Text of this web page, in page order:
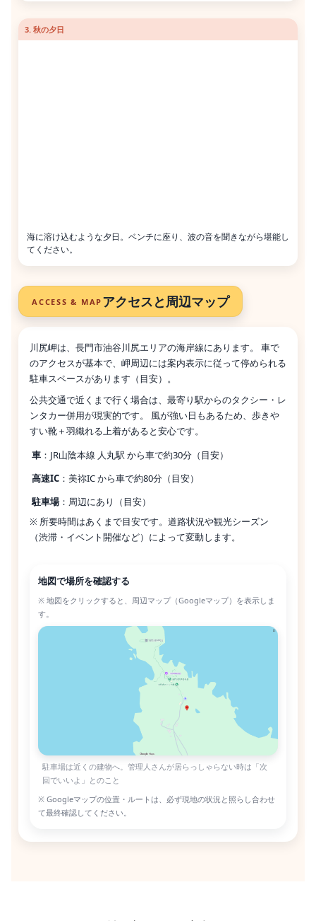
3. 秋の夕日
海に溶け込むような夕日。ベンチに座り、波の音を聞きながら堪能し
てください。
ACCESS & MAP アクセスと周辺マップ
川尻岬は、長門市油谷川尻エリアの海岸線にあります。 車で
のアクセスが基本で、岬周辺には案内表示に従って停められる
駐車スペースがあります（目安）。
公共交通で近くまで行く場合は、最寄り駅からのタクシー・レ
ンタカー併用が現実的です。 風が強い日もあるため、歩きや
すい靴＋羽織れる上着があると安心です。
車：JR山陰本線 人丸駅 から車で約30分（目安）
高速IC：美祢IC から車で約80分（目安）
駐車場：周辺にあり（目安）
※ 所要時間はあくまで目安です。道路状況や観光シーズン
（渋滞・イベント開催など）によって変動します。
地図で場所を確認する
※ 地図をクリックすると、周辺マップ（Googleマップ）を表示しま
す。
駐車場は近くの建物へ。管理人さんが居らっしゃらない時は「次
回でいいよ」とのこと
※ Googleマップの位置・ルートは、必ず現地の状況と照らし合わせ
て最終確認してください。